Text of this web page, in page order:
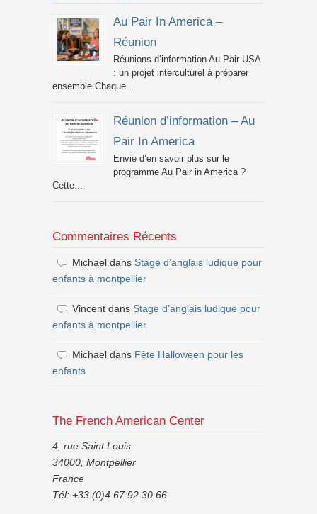
Au Pair In America –
Réunion
Réunions d’information Au Pair USA
: un projet interculturel à préparer
ensemble Chaque...
Réunion d’information – Au
Pair In America
Envie d’en savoir plus sur le
programme Au Pair in America ?
Cette...
Commentaires Récents
Michael dans Stage d’anglais ludique pour
enfants à montpellier
Vincent dans Stage d’anglais ludique pour
enfants à montpellier
Michael dans Fête Halloween pour les
enfants
The French American Center
4, rue Saint Louis
34000, Montpellier
France
Tél: +33 (0)4 67 92 30 66